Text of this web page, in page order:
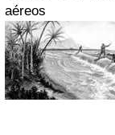
aéreos